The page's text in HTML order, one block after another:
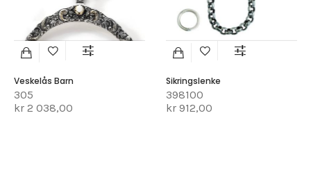
Veskelås Barn
305
kr 2 038,00
Sikringslenke
398100
kr 912,00